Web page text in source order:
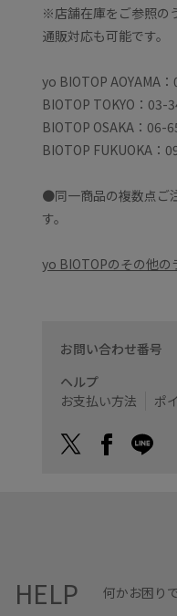
※店舗在庫をご参照の
通販対応も可能です。
yo BIOTOP AOYAMA
BIOTOP TOKYO：03-
BIOTOP OSAKA：06-
BIOTOP FUKUOKA：
●同一商品の複数点ご
す。
yo BIOTOPのその他の
お問い合わせ番号
ヘルプ
お支払い方法
ポ
HELP 何かお困り